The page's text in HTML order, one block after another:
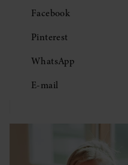
Facebook
Pinterest
WhatsApp
E-mail